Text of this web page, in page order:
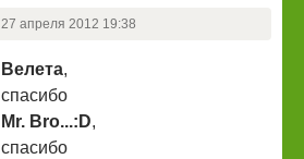
27 апреля 2012 19:38
Велета,
спасибо
Mr. Bro...:D,
спасибо